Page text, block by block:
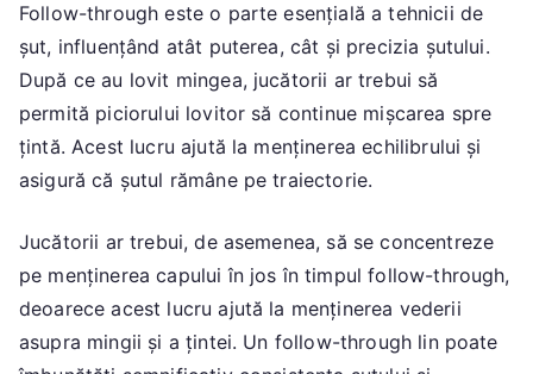
Follow-through este o parte esențială a tehnicii de
șut, influențând atât puterea, cât și precizia șutului.
După ce au lovit mingea, jucătorii ar trebui să
permită piciorului lovitor să continue mișcarea spre
țintă. Acest lucru ajută la menținerea echilibrului și
asigură că șutul rămâne pe traiectorie.
Jucătorii ar trebui, de asemenea, să se concentreze
pe menținerea capului în jos în timpul follow-through,
deoarece acest lucru ajută la menținerea vederii
asupra mingii și a țintei. Un follow-through lin poate